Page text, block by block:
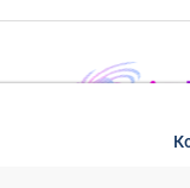
в Тольятти. Все